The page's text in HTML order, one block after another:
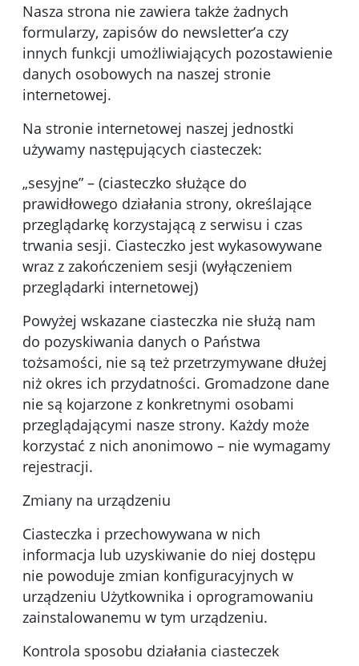
Nasza strona nie zawiera także żadnych
formularzy, zapisów do newsletter’a czy
innych funkcji umożliwiających pozostawienie
danych osobowych na naszej stronie
internetowej.
Na stronie internetowej naszej jednostki
używamy następujących ciasteczek:
„sesyjne” – (ciasteczko służące do
prawidłowego działania strony, określające
przeglądarkę korzystającą z serwisu i czas
trwania sesji. Ciasteczko jest wykasowywane
wraz z zakończeniem sesji (wyłączeniem
przeglądarki internetowej)
Powyżej wskazane ciasteczka nie służą nam
do pozyskiwania danych o Państwa
tożsamości, nie są też przetrzymywane dłużej
niż okres ich przydatności. Gromadzone dane
nie są kojarzone z konkretnymi osobami
przeglądającymi nasze strony. Każdy może
korzystać z nich anonimowo – nie wymagamy
rejestracji.
Zmiany na urządzeniu
Ciasteczka i przechowywana w nich
informacja lub uzyskiwanie do niej dostępu
nie powoduje zmian konfiguracyjnych w
urządzeniu Użytkownika i oprogramowaniu
zainstalowanemu w tym urządzeniu.
Kontrola sposobu działania ciasteczek